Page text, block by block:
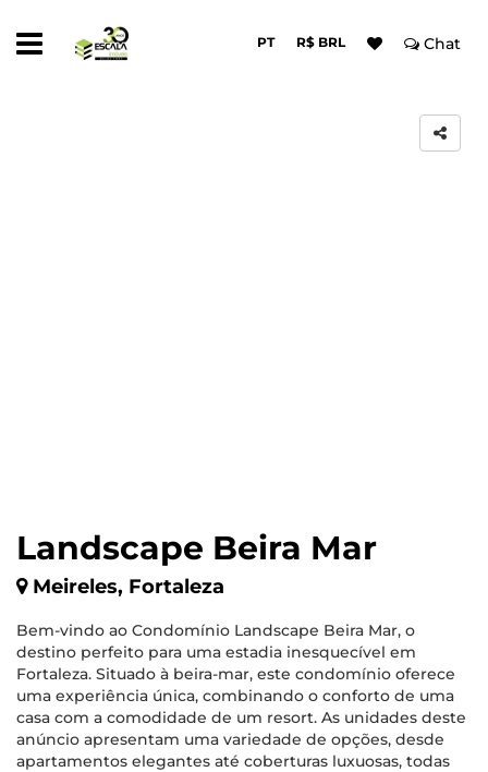
PT R$ BRL Chat
Landscape Beira Mar
Meireles, Fortaleza
Bem-vindo ao Condomínio Landscape Beira Mar, o
destino perfeito para uma estadia inesquecível em
Fortaleza. Situado à beira-mar, este condomínio oferece
uma experiência única, combinando o conforto de uma
casa com a comodidade de um resort. As unidades deste
anúncio apresentam uma variedade de opções, desde
apartamentos elegantes até coberturas luxuosas, todas